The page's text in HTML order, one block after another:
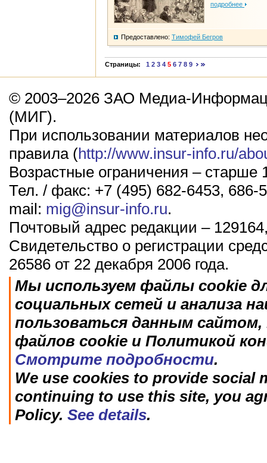
подробнее
Предоставлено: Тимофей Бегров
Страницы: 1 2 3 4 5 6 7 8 9
© 2003–2026 ЗАО Медиа-
(МИГ).
При использовании материалов
правила (http://www.insur-info.ru/
Возрастные ограничения – старше
Тел. / факс: +7 (495) 682-6453, 686-
mail: mig@insur-info.ru.
Почтовый адрес редакции –
Свидетельство о регистрации
26586 от 22 декабря 2006 года.
Мы используем файлы cookie
социальных сетей и анализа
пользоваться данным
файлов cookie и Политикой
Смотрите подробности.
We use cookies to provide social
continuing to use this site, you
Policy. See details.